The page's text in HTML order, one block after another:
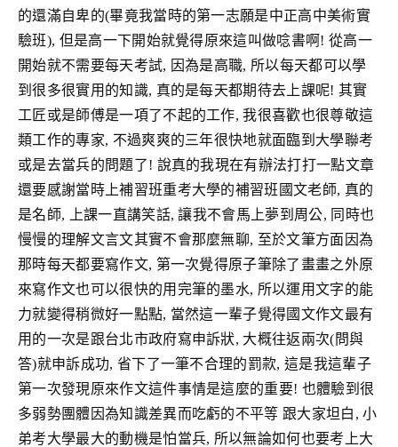
的還滿自卑的(畢竟我當時的第一志願是中正高中美術實
驗班), 但是高一下開始就覺得原來這叫做唸書啊! 從高一
開始就不需要每天考試, 因為是高職, 所以每天都可以學
到很多很實用的知識, 真的是每天都期待去上課呢! 其實
工匠或是師傅是一項了不起的工作, 我很喜歡也很尊敬這
類工作的專家, 不過爽爽的三年很快地就面臨到大學聯考
或是去當兵的問題了! 說真的我現在有辦法打打一點文章
還要感謝當時上補習班重考大學的補習班國文老師, 真的
是名師, 上課一直講笑話, 讓我不會馬上夢到周公, 同時也
慢慢的理解文言文其實不會那麼無聊, 至於文筆方面因為
那時每天都要寫作文, 第一次覺得原子筆除了畫畫之外原
來寫作文也可以很快的用完筆的墨水, 所以運用文字的能
力就變得稍微好一點點, 當然這一輩子覺得國文作文最有
用的一次是跟台北市政府寫申訴狀, 大概往返兩次(問與
答)就申訴成功, 省下了一筆不合理的罰款, 這是我這輩子
第一次發現原來作文這件事情是這麼的重要! 也體驗到很
多弱勢團體因為知識差異而吃虧的不平等 跟大家坦白, 小
弟考大學最大的動機是怕當兵, 所以無論如何也要考上大